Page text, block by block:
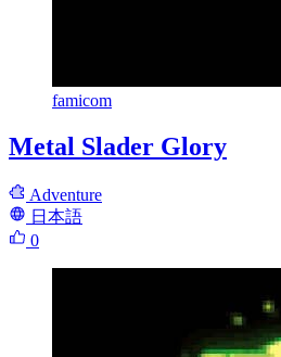
famicom
Metal Slader Glory
Adventure
日本語
0